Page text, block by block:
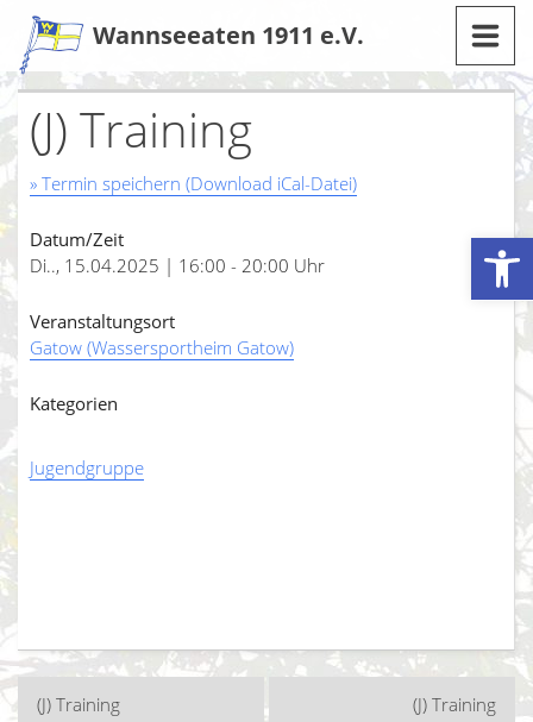
Werkzeugleiste öffnen
Zum
Inhalt
Wannseeaten 1911 e.V.
(J) Training
» Termin speichern (Download iCal-Datei)
Datum/Zeit
Di.., 15.04.2025 | 16:00 - 20:00 Uhr
Veranstaltungsort
Gatow (Wassersportheim Gatow)
Kategorien
Jugendgruppe
Beitragsnavigation
(J) Training (J) Training